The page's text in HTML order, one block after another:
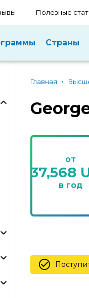
Полезные
Страны
Главная
от
37,568
в год